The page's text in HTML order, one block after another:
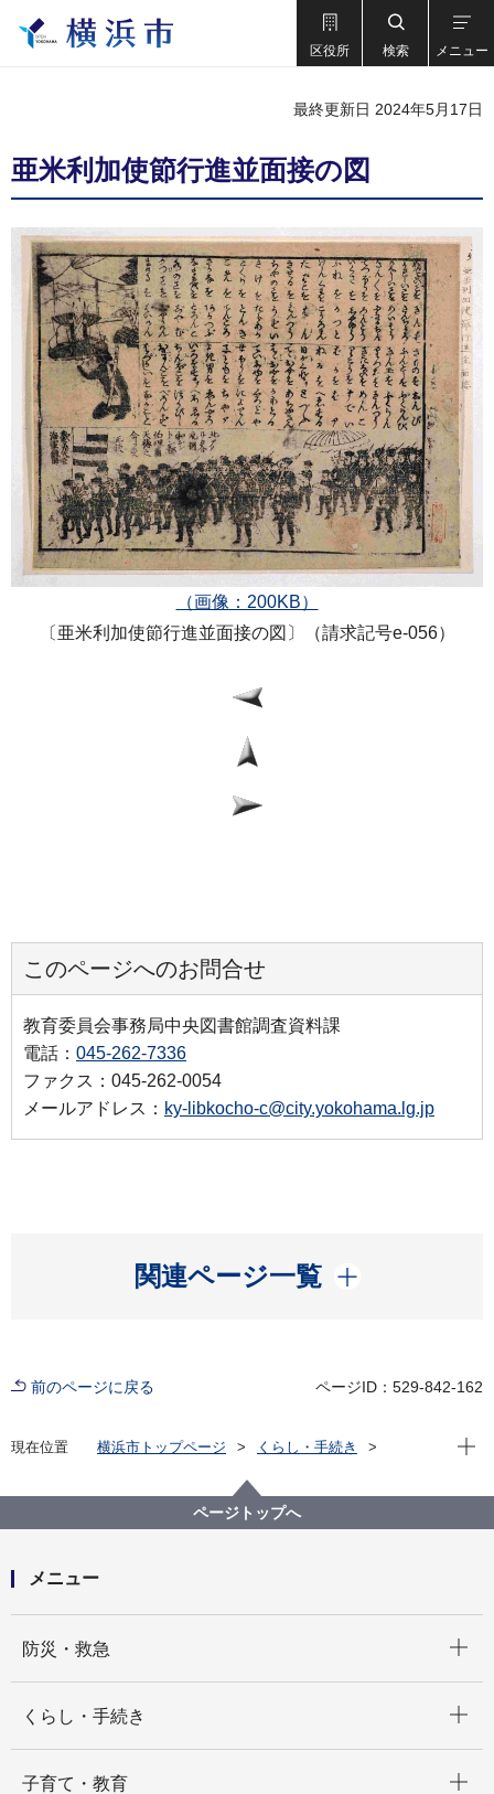
区役所 検索 メニュー
最終更新日 2024年5月17日
亜米利加使節行進並面接の図
（画像：200KB）
〔亜米利加使節行進並面接の図〕（請求記号e-056）
このページへのお問合せ
教育委員会事務局中央図書館調査資料課
電話： 045-262-7336
ファクス：045-262-0054
メールアドレス： ky-libkocho-c@city.yokohama.lg.jp
関連ページ一覧
開く
前のページに戻る ページID：529-842-162
現在位置 横浜市トップページ
くらし・手続き
鎖国から開国への日々 嘉永７年、横浜村のできごと
鎖国から開国への日々 嘉永７年、横浜村のできごと
現在
ページトップへ
メニュー
防災・救急
くらし・手続き
子育て・教育